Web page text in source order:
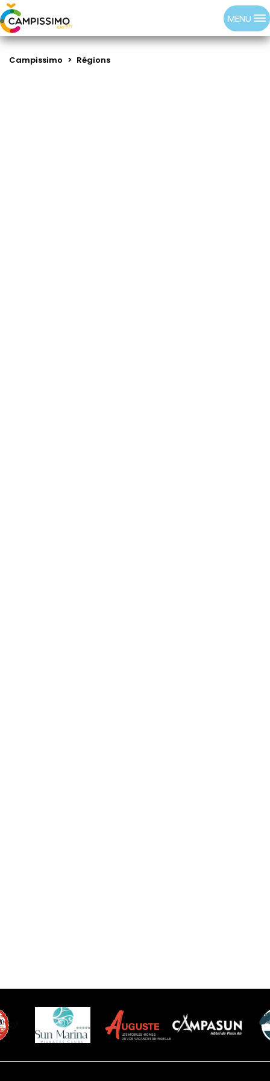
MENU
Campissimo > Régions